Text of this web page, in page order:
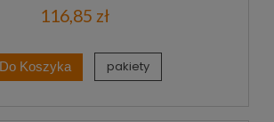
116,85 zł
Do Koszyka pakiety